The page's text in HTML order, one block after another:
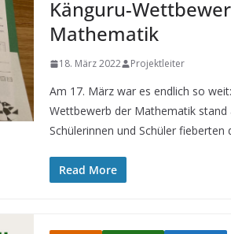
Känguru-
Mathematik
18. März 2022 Projektleiter
Am 17. März war es endlich so
Wettbewerb der Mathematik stand
Schülerinnen und Schüler fieberten
Read More